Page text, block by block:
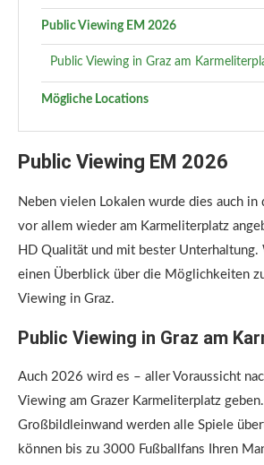
Public Viewing EM 2026
Public Viewing in Graz am
Mögliche Locations
Public Viewing EM 2026
Neben vielen Lokalen wurde dies auch in
vor allem wieder am Karmeliterplatz
HD Qualität und mit bester
einen Überblick über die Möglichkeiten
Viewing in Graz.
Public Viewing in Graz am
Auch 2026 wird es – aller Voraussicht
Viewing am Grazer Karmeliterplatz
Großbildleinwand werden alle Spiele
können bis zu 3000 Fußballfans Ihren